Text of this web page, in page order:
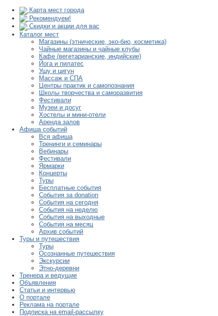
Карта мест города
Рекомендуем!
Скидки и акции для вас
Каталог мест
Магазины (этнические, эко-био, косметика)
Чайные магазины и чайные клубы
Кафе (вегетарианские, индийские)
Йога и пилатес
Ушу и цигун
Массаж и СПА
Центры практик и самопознания
Школы творчества и саморазвития
Фестивали
Музеи и досуг
Хостелы и мини-отели
Аренда залов
Афиша событий
Вся афиша
Тренинги и семинары
Вебинары
Фестивали
Ярмарки
Концерты
Туры
Бесплатные события
События за donation
События на сегодня
События на неделю
События на выходные
События на месяц
Архив событий
Туры и путешествия
Туры
Осознанные путешествия
Экскурсии
Этно-деревни
Тренера и ведущие
Объявления
Статьи и интервью
О портале
Реклама на портале
Подписка на email-рассылку